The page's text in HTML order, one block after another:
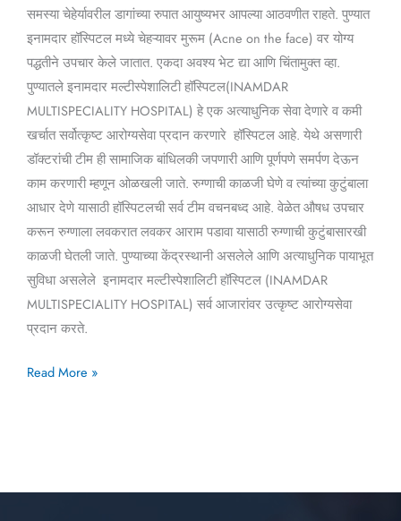
समस्या चेहेर्यावरील डागांच्या रुपात आयुष्यभर आपल्या आठवणीत राहते. पुण्यात
इनामदार हॉस्पिटल मध्ये चेहऱ्यावर मुरूम (Acne on the face) वर योग्य
पद्धतीने उपचार केले जातात. एकदा अवश्य भेट द्या आणि चिंतामुक्त व्हा.
पुण्यातले इनामदार मल्टीस्पेशालिटी हॉस्पिटल(INAMDAR
MULTISPECIALITY HOSPITAL) हे एक अत्याधुनिक सेवा देणारे व कमी
खर्चात सर्वोत्कृष्ट आरोग्यसेवा प्रदान करणारे हॉस्पिटल आहे. येथे असणारी
डॉक्टरांची टीम ही सामाजिक बांधिलकी जपणारी आणि पूर्णपणे समर्पण देऊन
काम करणारी म्हणून ओळखली जाते. रुग्णाची काळजी घेणे व त्यांच्या कुटुंबाला
आधार देणे यासाठी हॉस्पिटलची सर्व टीम वचनबध्द आहे. वेळेत औषध उपचार
करून रुग्णाला लवकरात लवकर आराम पडावा यासाठी रुग्णाची कुटुंबासारखी
काळजी घेतली जाते. पुण्याच्या केंद्रस्थानी असलेले आणि अत्याधुनिक पायाभूत
सुविधा असलेले इनामदार मल्टीस्पेशालिटी हॉस्पिटल (INAMDAR
MULTISPECIALITY HOSPITAL) सर्व आजारांवर उत्कृष्ट आरोग्यसेवा
प्रदान करते.
Read More »